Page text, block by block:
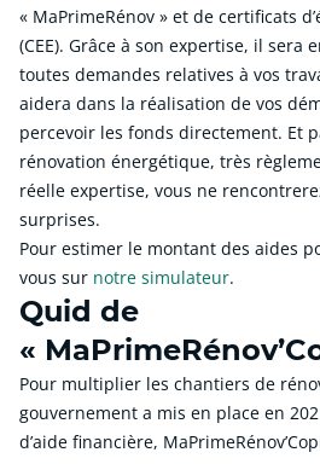
« MaPrimeRénov » et de certificats
(CEE). Grâce à son expertise, il sera
toutes demandes relatives à vos
aidera dans la réalisation de vos
percevoir les fonds directement. Et
rénovation énergétique, très
réelle expertise, vous ne
surprises.
Pour estimer le montant des aides
vous sur notre simulateur.
Quid de
«
Pour multiplier les chantiers de
gouvernement a mis en place en
d’aide financière,